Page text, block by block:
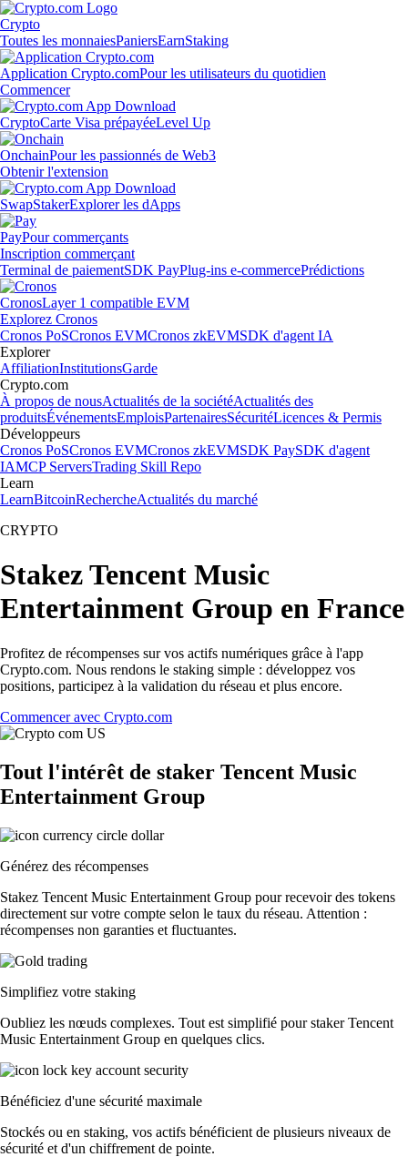
Crypto
Toutes les monnaiesPaniersEarnStaking
Application Crypto.comPour les utilisateurs du quotidien
Commencer
CryptoCarte Visa prépayéeLevel Up
OnchainPour les passionnés de Web3
Obtenir l'extension
SwapStakerExplorer les dApps
PayPour commerçants
Inscription commerçant
Terminal de paiementSDK PayPlug-ins e-commercePrédictions
CronosLayer 1 compatible EVM
Explorez Cronos
Cronos PoSCronos EVMCronos zkEVMSDK d'agent IA
Explorer
AffiliationInstitutionsGarde
Crypto.com
À propos de nousActualités de la sociétéActualités des
produitsÉvénementsEmploisPartenairesSécuritéLicences & Permis
Développeurs
Cronos PoSCronos EVMCronos zkEVMSDK PaySDK d'agent
IAMCP ServersTrading Skill Repo
Learn
LearnBitcoinRechercheActualités du marché
CRYPTO
Stakez Tencent Music
Entertainment Group en France
Profitez de récompenses sur vos actifs numériques grâce à l'app
Crypto.com. Nous rendons le staking simple : développez vos
positions, participez à la validation du réseau et plus encore.
Commencer avec Crypto.com
Tout l'intérêt de staker Tencent Music
Entertainment Group
Générez des récompenses
Stakez Tencent Music Entertainment Group pour recevoir des tokens
directement sur votre compte selon le taux du réseau. Attention :
récompenses non garanties et fluctuantes.
Simplifiez votre staking
Oubliez les nœuds complexes. Tout est simplifié pour staker Tencent
Music Entertainment Group en quelques clics.
Bénéficiez d'une sécurité maximale
Stockés ou en staking, vos actifs bénéficient de plusieurs niveaux de
sécurité et d'un chiffrement de pointe.